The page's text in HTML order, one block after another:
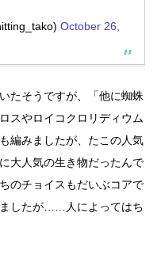
October 26,
たそうですが、「他に蜘蛛
スやロイコクロリディウム
編みましたが、たこの人気
大人気の生き物だったんで
のチョイスもだいぶコアで
したが……人によってはち